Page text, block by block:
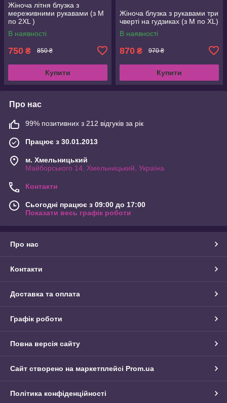
Жіноча літня блузка з
мереживними рукавами (з M
по 2XL )
В наявності
750 ₴ 850 ₴
Купити
Жіноча блузка з рукавами три
чверті на гудзиках (з M по XL)
В наявності
870 ₴ 970 ₴
Купити
Про нас
99% позитивних з 212 відгуків за рік
Працює з 30.01.2013
м. Хмельницький
Майборського 14, Хмельницький, Україна
Контакти
Сьогодні працює з 09:00 до 17:00
Показати весь графік роботи
Про нас
Контакти
Доставка та оплата
Графік роботи
Повна версія сайту
Сайт створено на маркетплейсі Prom.ua
Політика конфіденційності